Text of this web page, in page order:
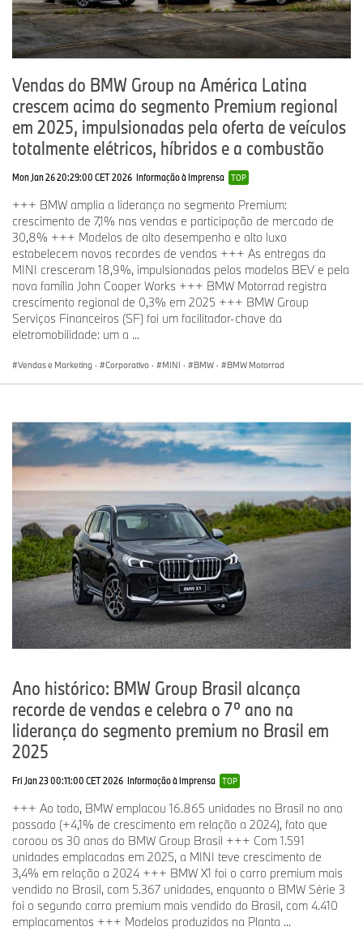
Vendas do BMW Group na América Latina
crescem acima do segmento Premium regional
em 2025, impulsionadas pela oferta de veículos
totalmente elétricos, híbridos e a combustão
Mon Jan 26 20:29:00 CET 2026 Informação à Imprensa TOP
+++ BMW amplia a liderança no segmento Premium:
crescimento de 7,1% nas vendas e participação de mercado de
30,8% +++ Modelos de alto desempenho e alto luxo
estabelecem novos recordes de vendas +++ As entregas da
MINI cresceram 18,9%, impulsionadas pelos modelos BEV e pela
nova família John Cooper Works +++ BMW Motorrad registra
crescimento regional de 0,3% em 2025 +++ BMW Group
Serviços Financeiros (SF) foi um facilitador-chave da
eletromobilidade: um a ...
Vendas e Marketing · Corporativo · MINI · BMW · BMW Motorrad
Ano histórico: BMW Group Brasil alcança
recorde de vendas e celebra o 7º ano na
liderança do segmento premium no Brasil em
2025
Fri Jan 23 00:11:00 CET 2026 Informação à Imprensa TOP
+++ Ao todo, BMW emplacou 16.865 unidades no Brasil no ano
passado (+4,1% de crescimento em relação a 2024), fato que
coroou os 30 anos do BMW Group Brasil +++ Com 1.591
unidades emplacadas em 2025, a MINI teve crescimento de
3,4% em relação a 2024 +++ BMW X1 foi o carro premium mais
vendido no Brasil, com 5.367 unidades, enquanto o BMW Série 3
foi o segundo carro premium mais vendido do Brasil, com 4.410
emplacamentos +++ Modelos produzidos na Planta ...